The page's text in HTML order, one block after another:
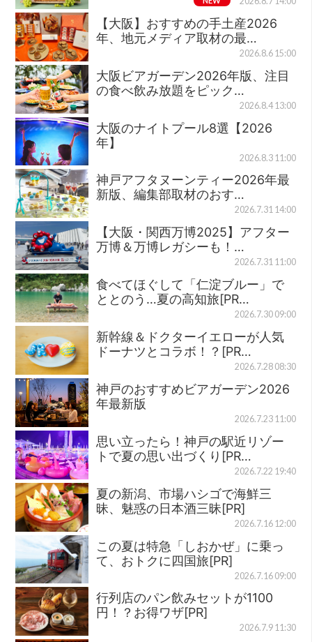
【大阪】おすすめの手土産2026
年、地元メディア取材の最…
2026.8.6 15:00
大阪ビアガーデン2026年版、注目
の食べ飲み放題をピック…
2026.8.4 13:00
大阪のナイトプール8選【2026
年】
2026.8.3 11:00
神戸アフタヌーンティー2026年最
新版、編集部取材のおす…
2026.7.31 14:00
【大阪・関西万博2025】アフター
万博＆万博レガシーも！…
2026.7.31 11:00
食べてほぐして「仁淀ブルー」で
ととのう…夏の高知旅[PR…
2026.7.30 09:00
新幹線＆ドクターイエローが人気
ドーナツとコラボ！？[PR…
2026.7.28 08:30
神戸のおすすめビアガーデン2026
年最新版
2026.7.23 11:00
思い立ったら！神戸の駅近リゾー
トで夏の思い出づくり[PR…
2026.7.22 19:40
夏の新潟、市場ハシゴで海鮮三
昧、魅惑の日本酒三昧[PR]
2026.7.16 12:00
この夏は特急「しおかぜ」に乗っ
て、おトクに四国旅[PR]
2026.7.16 09:00
行列店のパン飲みセットが1100
円！？お得ワザ[PR]
2026.7.9 11:30